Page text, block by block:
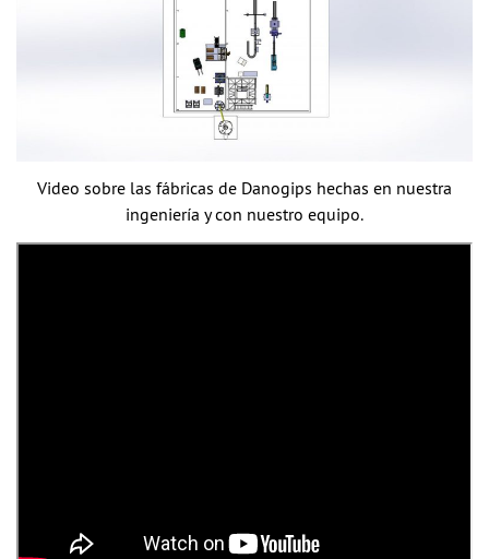
Video sobre las fábricas de Danogips hechas en nuestra
ingeniería y con nuestro equipo.